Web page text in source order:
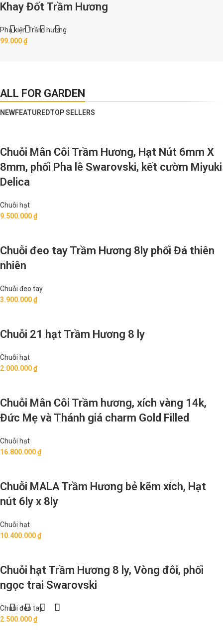
Khay Đốt Trầm Hương
Phụ kiện Trầm hương
99.000₫
ALL FOR GARDEN
NEWFEATUREDTOP SELLERS
Chuỗi Mân Côi Trầm Hương, Hạt Nút 6mm X
8mm, phối Pha lê Swarovski, kết cườm Miyuki
Delica
Chuỗi hạt
9.500.000₫
Chuỗi đeo tay Trầm Hương 8ly phối Đá thiên
nhiên
Chuỗi đeo tay
3.900.000₫
Chuỗi 21 hạt Trầm Hương 8 ly
Chuỗi hạt
2.000.000₫
Chuỗi Mân Côi Trầm hương, xích vàng 14k,
Đức Mẹ và Thánh giá charm Gold Filled
Chuỗi hạt
16.800.000₫
Chuỗi MALA Trầm Hương bẻ kẽm xích, Hạt
nút 6ly x 8ly
Chuỗi hạt
10.400.000₫
Chuỗi hạt Trầm Hương 8 ly, Vòng đôi, phối
ngọc trai Swarovski
Chuỗi đeo tay
2.500.000₫